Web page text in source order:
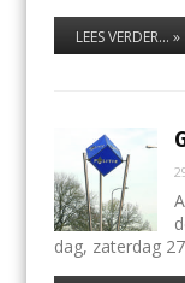
LEES VERDER... »
dag, zaterdag